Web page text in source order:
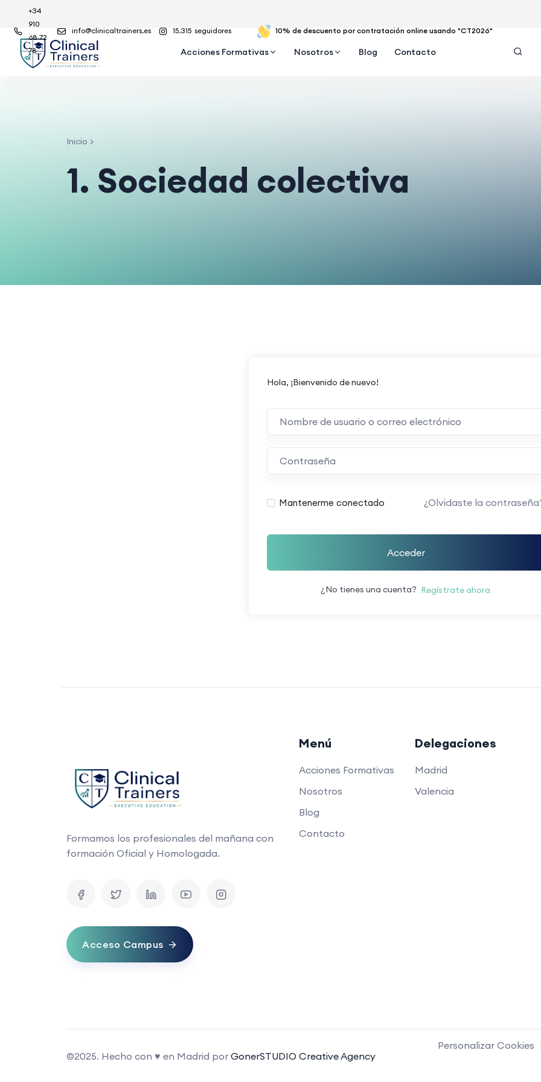
15.315 seguidores
info@clinicaltrainers.es
+34
910
68 72
78
10% de descuento por contratación online usando "CT2026"
Acciones Formativas Nosotros Blog Contacto
Inicio
1. Sociedad colectiva
Hola, ¡Bienvenido de nuevo!
Mantenerme conectado ¿Olvidaste la
Acceder
¿No tienes una cuenta? Regístrate ahora
Formamos los profesionales del mañana con
formación Oficial y Homologada.
Acceso Campus
Menú
Acciones Formativas
Nosotros
Blog
Contacto
Delegaciones
Madrid
Valencia
©2025. Hecho con ♥ en Madrid por GonerSTUDIO Creative Agency
Personalizar Cookies